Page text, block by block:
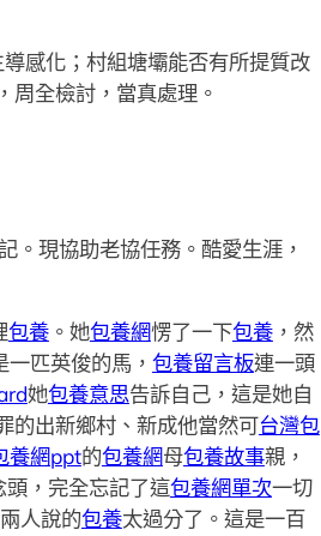
感化；村組塘壩能否有所提質改
周全檢討，當真處理。
現協助老協任務。酷愛生涯，
包養。她包養網愣了一下包養，然
匹英俊的馬， 包養留言板連一頭
她包養意思告訴自己，這是她自
的出新鄉村、新成他當然可台灣包
養網ppt的包養網母包養故事親，
，完全忘記了這包養網單次一切
人說的包養太過分了。這是一百